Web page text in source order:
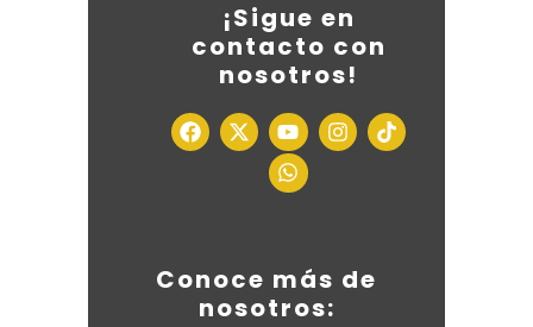
¡Sigue en
contacto con
nosotros!
Conoce más de
nosotros: